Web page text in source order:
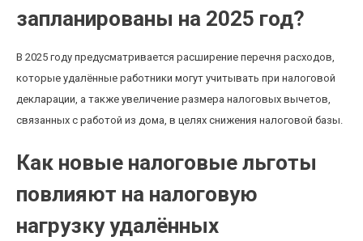
запланированы на 2025 год?
В 2025 году предусматривается расширение перечня расходов,
которые удалённые работники могут учитывать при налоговой
декларации, а также увеличение размера налоговых вычетов,
связанных с работой из дома, в целях снижения налоговой базы.
Как новые налоговые льготы
повлияют на налоговую
нагрузку удалённых